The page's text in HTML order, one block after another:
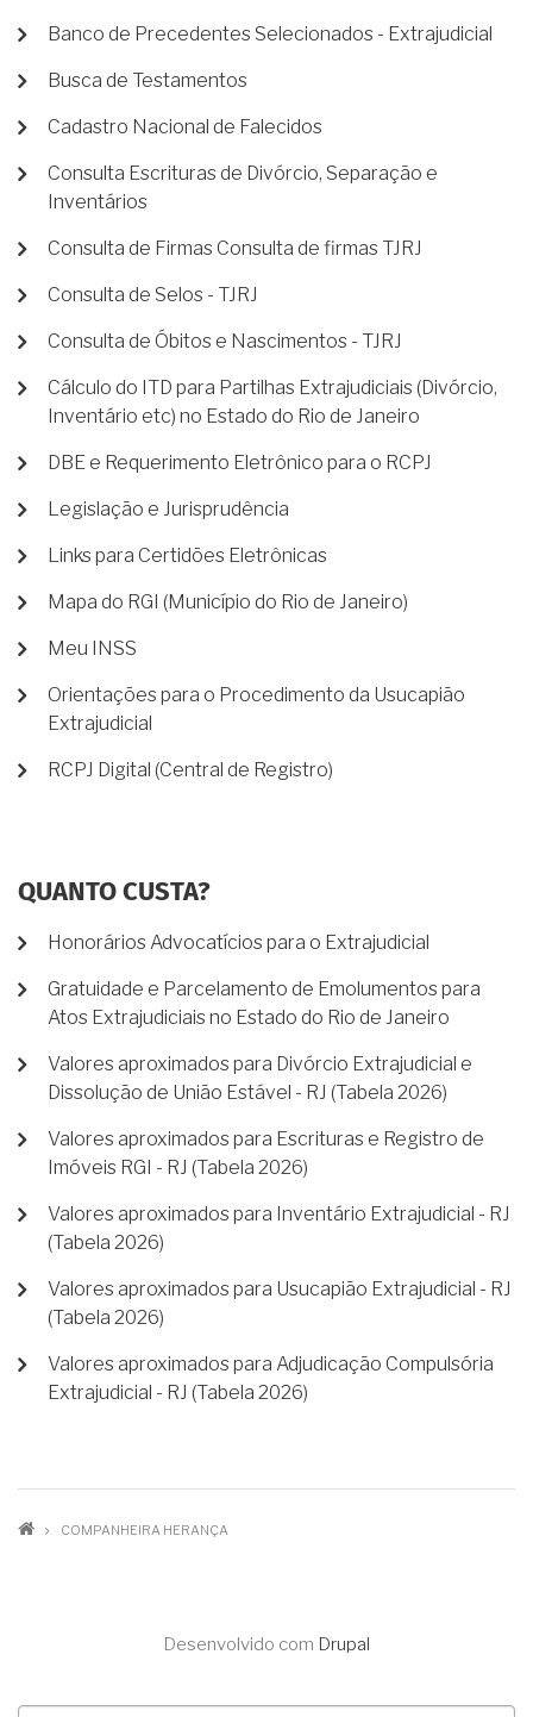
Banco de Precedentes Selecionados - Extrajudicial
Busca de Testamentos
Cadastro Nacional de Falecidos
Consulta Escrituras de Divórcio, Separação e
Inventários
Consulta de Firmas Consulta de firmas TJRJ
Consulta de Selos - TJRJ
Consulta de Óbitos e Nascimentos - TJRJ
Cálculo do ITD para Partilhas Extrajudiciais (Divórcio,
Inventário etc) no Estado do Rio de Janeiro
DBE e Requerimento Eletrônico para o RCPJ
Legislação e Jurisprudência
Links para Certidões Eletrônicas
Mapa do RGI (Município do Rio de Janeiro)
Meu INSS
Orientações para o Procedimento da Usucapião
Extrajudicial
RCPJ Digital (Central de Registro)
QUANTO CUSTA?
Honorários Advocatícios para o Extrajudicial
Gratuidade e Parcelamento de Emolumentos para
Atos Extrajudiciais no Estado do Rio de Janeiro
Valores aproximados para Divórcio Extrajudicial e
Dissolução de União Estável - RJ (Tabela 2026)
Valores aproximados para Escrituras e Registro de
Imóveis RGI - RJ (Tabela 2026)
Valores aproximados para Inventário Extrajudicial - RJ
(Tabela 2026)
Valores aproximados para Usucapião Extrajudicial - RJ
(Tabela 2026)
Valores aproximados para Adjudicação Compulsória
Extrajudicial - RJ (Tabela 2026)
TRILHA
NAVEGAÇÃO
COMPANHEIRA HERANÇA
Desenvolvido com Drupal